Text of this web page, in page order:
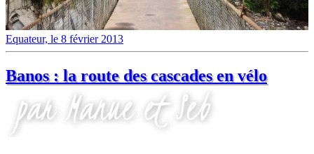
Equateur, le 8 février 2013
Banos : la route des cascades en vélo